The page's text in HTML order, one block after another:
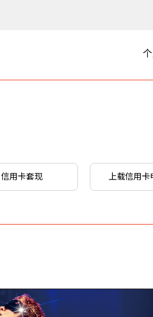
信用卡套现 上载信用卡